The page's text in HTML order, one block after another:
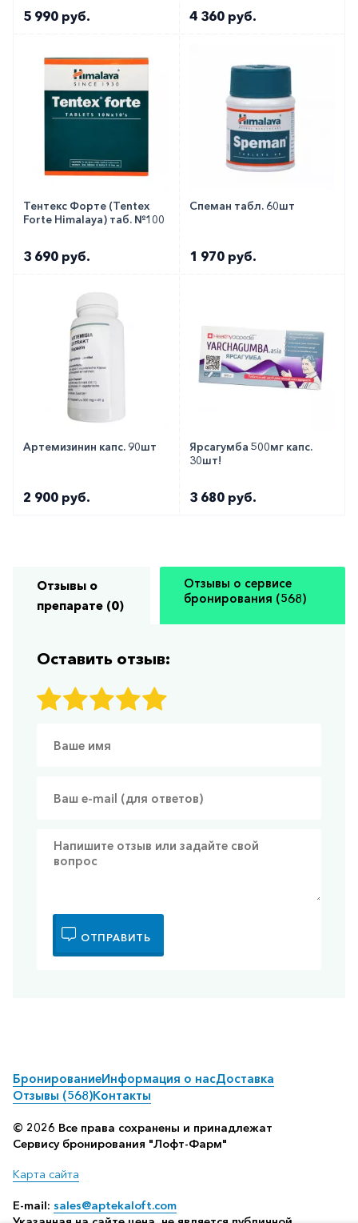
5 990 руб. 4 360 руб.
Тентекс Форте (Tentex
Forte Himalaya) таб. №100
3 690 руб.
Спеман табл. 60шт
1 970 руб.
Артемизинин капс. 90шт
2 900 руб.
Ярсагумба 500мг капс.
30шт!
3 680 руб.
Отзывы о
препарате (0)
Отзывы о сервисе
бронирования (568)
Оставить отзыв:
ОТПРАВИТЬ
БронированиеИнформация о насДоставка
Отзывы (568)Контакты
© 2026 Все права сохранены и принадлежат
Сервису бронирования "Лофт-Фарм"
Карта сайта
E-mail: sales@aptekaloft.com